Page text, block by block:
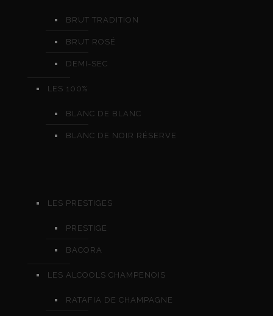
BRUT TRADITION
BRUT ROSÉ
DEMI-SEC
LES 100%
BLANC DE BLANC
BLANC DE NOIR RÉSERVE
LES PRESTIGES
PRESTIGE
BACORA
LES ALCOOLS CHAMPENOIS
RATAFIA DE CHAMPAGNE